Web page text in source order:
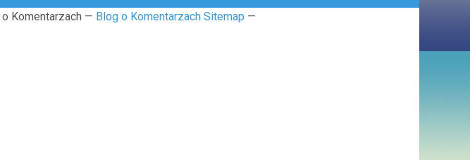
Komentarzach — Blog o Komentarzach Sitemap —